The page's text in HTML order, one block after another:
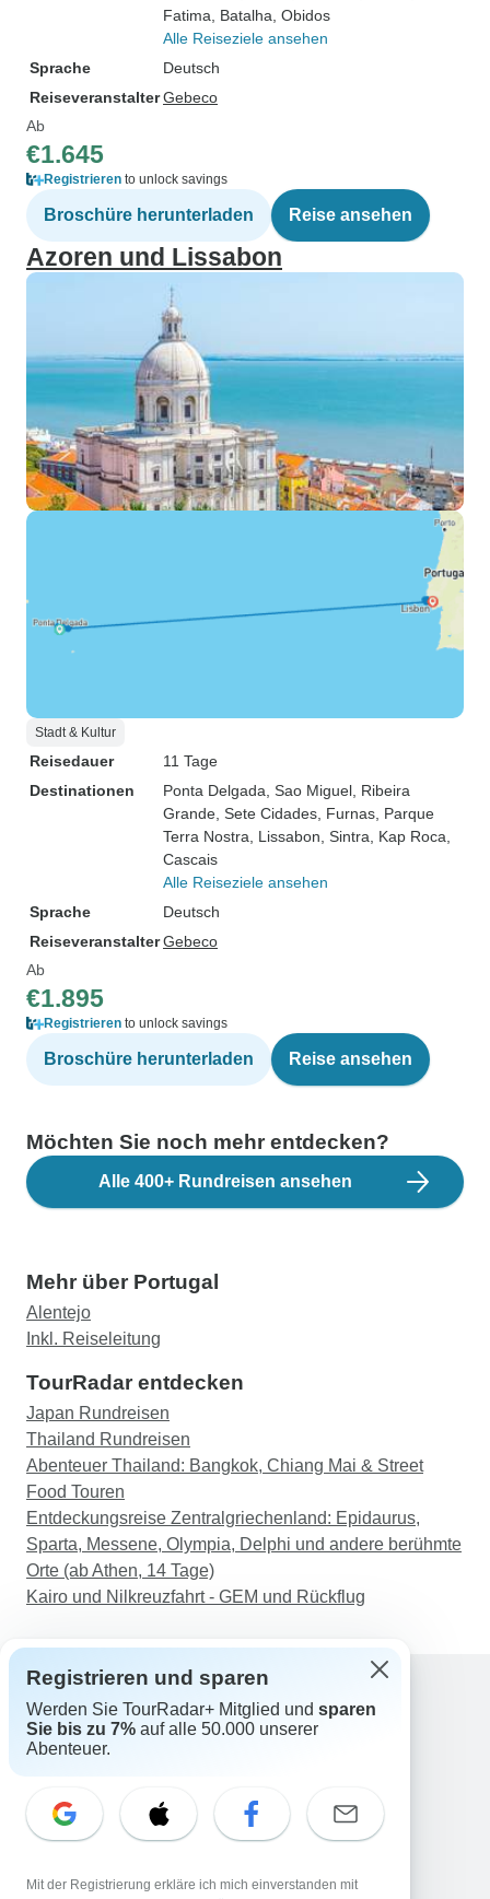
Fatima , Batalha , Obidos
Alle Reiseziele ansehen
Sprache
Deutsch
ReiseveranstalterGebeco
Ab
€1.645
Registrieren to unlock savings
Broschüre herunterladen Reise ansehen
Azoren und Lissabon
Stadt & Kultur
Reisedauer
11 Tage
Destinationen
Ponta Delgada , Sao Miguel , Ribeira
Grande , Sete Cidades , Furnas , Parque
Terra Nostra , Lissabon , Sintra , Kap Roca
Cascais
Alle Reiseziele ansehen
Sprache
Deutsch
ReiseveranstalterGebeco
Ab
€1.895
Registrieren to unlock savings
Broschüre herunterladen Reise ansehen
Möchten Sie noch mehr entdecken?
Alle 400+ Rundreisen ansehen
Mehr über Portugal
Alentejo
Inkl. Reiseleitung
TourRadar entdecken
Japan Rundreisen
Thailand Rundreisen
Abenteuer Thailand: Bangkok, Chiang Mai & Street
Food Touren
Entdeckungsreise Zentralgriechenland: Epidaurus,
Sparta, Messene, Olympia, Delphi und andere berühmte
Orte (ab Athen, 14 Tage)
Kairo und Nilkreuzfahrt - GEM und Rückflug
Support
Kontakt
Schweiz +41 225 183 195
E-Mail: support@tourradar.com
EN DE ES FR NL
Registrieren und sparen
Werden Sie TourRadar+ Mitglied und sparen
Sie bis zu 7% auf alle 50.000 unserer
Abenteuer.
Mit der Registrierung erkläre ich mich einverstanden mit